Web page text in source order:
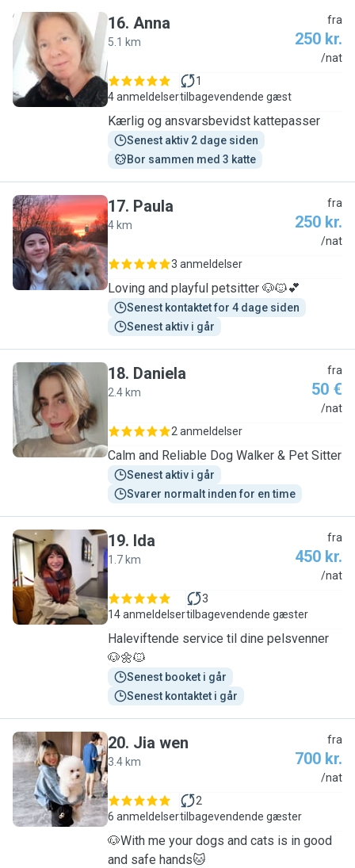
A
16. Anna
5.1 km
fra
250 kr.
/nat
4 anmeldelser
1
tilbagevendende gæst
Kærlig og ansvarsbevidst kattepasser
Senest aktiv 2 dage siden
Bor sammen med 3 katte
P
17. Paula
4 km
fra
250 kr.
/nat
3 anmeldelser
Loving and playful petsitter 🐶🐱💕
Senest kontaktet for 4 dage siden
Senest aktiv i går
D
18. Daniela
2.4 km
fra
50 €
/nat
2 anmeldelser
Calm and Reliable Dog Walker & Pet Sitter
Senest aktiv i går
Svarer normalt inden for en time
I
19. Ida
1.7 km
fra
450 kr.
/nat
14 anmeldelser
3
tilbagevendende gæster
Haleviftende service til dine pelsvenner
🐶🌼🐱
Senest booket i går
Senest kontaktet i går
J
20. Jia wen
3.4 km
fra
700 kr.
/nat
6 anmeldelser
2
tilbagevendende gæster
🐶With me your dogs and cats is in good
and safe hands🐱